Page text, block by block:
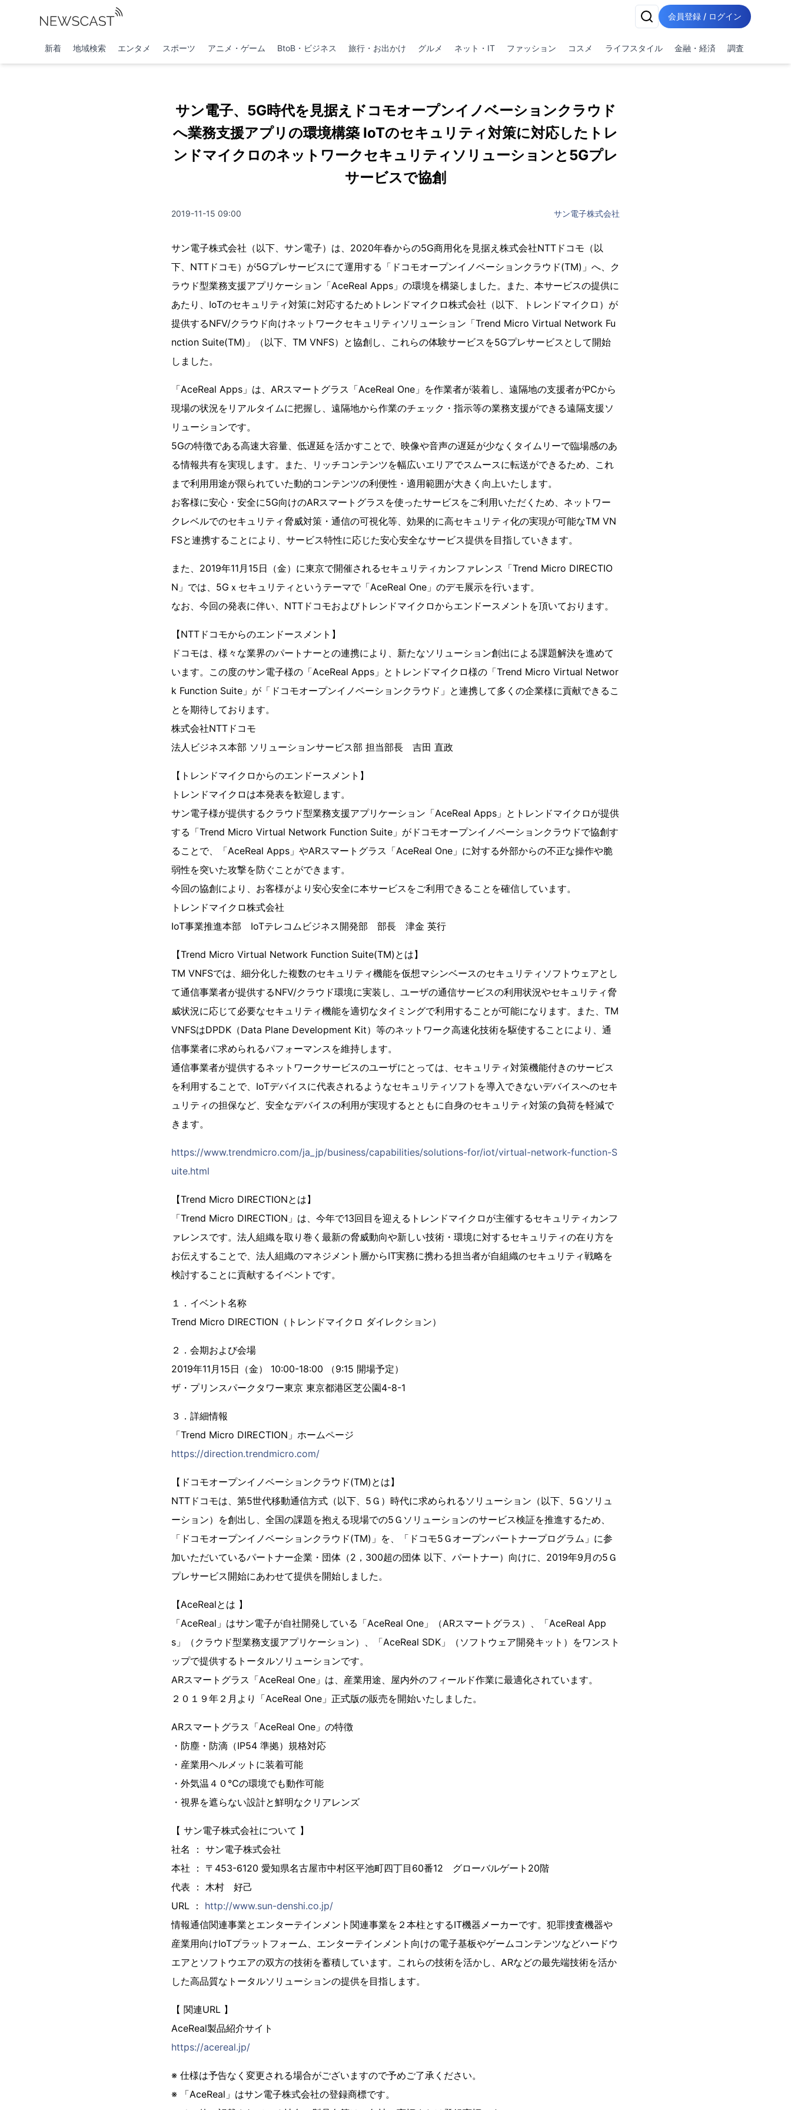
会員登録 / ログイン
新着 地域検索 エンタメ スポーツ アニメ・ゲーム BtoB・ビジネス 旅行・お出かけ グルメ ネット・IT ファッション コスメ ライフスタイル 金融・経済 調査
サン電子、5G時代を見据えドコモオープンイノベーションクラウド
へ業務支援アプリの環境構築 IoTのセキュリティ対策に対応したトレ
ンドマイクロのネットワークセキュリティソリューションと5Gプレ
サービスで協創
2019-11-15 09:00 サン電子株式会社
サン電子株式会社（以下、サン電子）は、2020年春からの5G商用化を見据え株式会社NTTドコモ（以
下、NTTドコモ）が5Gプレサービスにて運用する「ドコモオープンイノベーションクラウド(TM)」へ、ク
ラウド型業務支援アプリケーション「AceReal Apps」の環境を構築しました。また、本サービスの提供に
あたり、IoTのセキュリティ対策に対応するためトレンドマイクロ株式会社（以下、トレンドマイクロ）が
提供するNFV/クラウド向けネットワークセキュリティソリューション「Trend Micro Virtual Network Fu
nction Suite(TM)」（以下、TM VNFS）と協創し、これらの体験サービスを5Gプレサービスとして開始
しました。
「AceReal Apps」は、ARスマートグラス「AceReal One」を作業者が装着し、遠隔地の支援者がPCから
現場の状況をリアルタイムに把握し、遠隔地から作業のチェック・指示等の業務支援ができる遠隔支援ソ
リューションです。
5Gの特徴である高速大容量、低遅延を活かすことで、映像や音声の遅延が少なくタイムリーで臨場感のあ
る情報共有を実現します。また、リッチコンテンツを幅広いエリアでスムースに転送ができるため、これ
まで利用用途が限られていた動的コンテンツの利便性・適用範囲が大きく向上いたします。
お客様に安心・安全に5G向けのARスマートグラスを使ったサービスをご利用いただくため、ネットワー
クレベルでのセキュリティ脅威対策・通信の可視化等、効果的に高セキュリティ化の実現が可能なTM VN
FSと連携することにより、サービス特性に応じた安心安全なサービス提供を目指していきます。
また、2019年11月15日（金）に東京で開催されるセキュリティカンファレンス「Trend Micro DIRECTIO
N」では、5Gｘセキュリティというテーマで「AceReal One」のデモ展示を行います。
なお、今回の発表に伴い、NTTドコモおよびトレンドマイクロからエンドースメントを頂いております。
【NTTドコモからのエンドースメント】
ドコモは、様々な業界のパートナーとの連携により、新たなソリューション創出による課題解決を進めて
います。この度のサン電子様の「AceReal Apps」とトレンドマイクロ様の「Trend Micro Virtual Networ
k Function Suite」が「ドコモオープンイノベーションクラウド」と連携して多くの企業様に貢献できるこ
とを期待しております。
株式会社NTTドコモ
法人ビジネス本部 ソリューションサービス部 担当部長 吉田 直政
【トレンドマイクロからのエンドースメント】
トレンドマイクロは本発表を歓迎します。
サン電子様が提供するクラウド型業務支援アプリケーション「AceReal Apps」とトレンドマイクロが提供
する「Trend Micro Virtual Network Function Suite」がドコモオープンイノベーションクラウドで協創す
ることで、「AceReal Apps」やARスマートグラス「AceReal One」に対する外部からの不正な操作や脆
弱性を突いた攻撃を防ぐことができます。
今回の協創により、お客様がより安心安全に本サービスをご利用できることを確信しています。
トレンドマイクロ株式会社
IoT事業推進本部 IoTテレコムビジネス開発部 部長 津金 英行
【Trend Micro Virtual Network Function Suite(TM)とは】
TM VNFSでは、細分化した複数のセキュリティ機能を仮想マシンベースのセキュリティソフトウェアとし
て通信事業者が提供するNFV/クラウド環境に実装し、ユーザの通信サービスの利用状況やセキュリティ脅
威状況に応じて必要なセキュリティ機能を適切なタイミングで利用することが可能になります。また、TM
VNFSはDPDK（Data Plane Development Kit）等のネットワーク高速化技術を駆使することにより、通
信事業者に求められるパフォーマンスを維持します。
通信事業者が提供するネットワークサービスのユーザにとっては、セキュリティ対策機能付きのサービス
を利用することで、IoTデバイスに代表されるようなセキュリティソフトを導入できないデバイスへのセキ
ュリティの担保など、安全なデバイスの利用が実現するとともに自身のセキュリティ対策の負荷を軽減で
きます。
https://www.trendmicro.com/ja_jp/business/capabilities/solutions-for/iot/virtual-network-function-S
uite.html
【Trend Micro DIRECTIONとは】
「Trend Micro DIRECTION」は、今年で13回目を迎えるトレンドマイクロが主催するセキュリティカンフ
ァレンスです。法人組織を取り巻く最新の脅威動向や新しい技術・環境に対するセキュリティの在り方を
お伝えすることで、法人組織のマネジメント層からIT実務に携わる担当者が自組織のセキュリティ戦略を
検討することに貢献するイベントです。
１．イベント名称
Trend Micro DIRECTION（トレンドマイクロ ダイレクション）
２．会期および会場
2019年11月15日（金） 10:00-18:00 （9:15 開場予定）
ザ・プリンスパークタワー東京 東京都港区芝公園4-8-1
３．詳細情報
「Trend Micro DIRECTION」ホームページ
https://direction.trendmicro.com/
【ドコモオープンイノベーションクラウド(TM)とは】
NTTドコモは、第5世代移動通信方式（以下、5Ｇ）時代に求められるソリューション（以下、5Ｇソリュ
ーション）を創出し、全国の課題を抱える現場での5Ｇソリューションのサービス検証を推進するため、
「ドコモオープンイノベーションクラウド(TM)」を、「ドコモ5Ｇオープンパートナープログラム」に参
加いただいているパートナー企業・団体（2，300超の団体 以下、パートナー）向けに、2019年9月の5Ｇ
プレサービス開始にあわせて提供を開始しました。
【AceRealとは 】
「AceReal」はサン電子が自社開発している「AceReal One」（ARスマートグラス）、「AceReal App
s」（クラウド型業務支援アプリケーション）、「AceReal SDK」（ソフトウェア開発キット）をワンスト
ップで提供するトータルソリューションです。
ARスマートグラス「AceReal One」は、産業用途、屋内外のフィールド作業に最適化されています。
２０１９年２月より「AceReal One」正式版の販売を開始いたしました。
ARスマートグラス「AceReal One」の特徴
・防塵・防滴（IP54 準拠）規格対応
・産業用ヘルメットに装着可能
・外気温４０℃の環境でも動作可能
・視界を遮らない設計と鮮明なクリアレンズ
【 サン電子株式会社について 】
社名 ： サン電子株式会社
本社 ： 〒453-6120 愛知県名古屋市中村区平池町四丁目60番12 グローバルゲート20階
代表 ： 木村 好己
URL ： http://www.sun-denshi.co.jp/
情報通信関連事業とエンターテインメント関連事業を２本柱とするIT機器メーカーです。犯罪捜査機器や
産業用向けIoTプラットフォーム、エンターテインメント向けの電子基板やゲームコンテンツなどハードウ
エアとソフトウエアの双方の技術を蓄積しています。これらの技術を活かし、ARなどの最先端技術を活か
した高品質なトータルソリューションの提供を目指します。
【 関連URL 】
AceReal製品紹介サイト
https://acereal.jp/
※ 仕様は予告なく変更される場合がございますので予めご了承ください。
※ 「AceReal」はサン電子株式会社の登録商標です。